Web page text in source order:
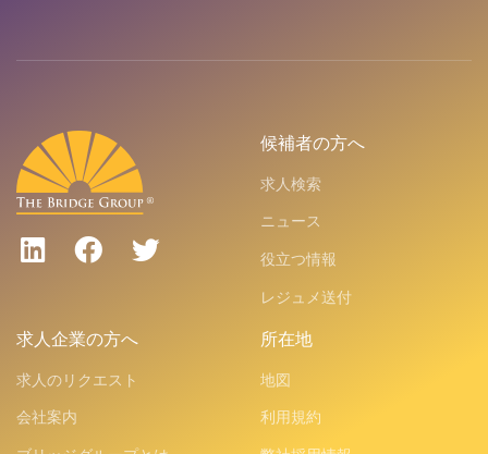
候補者の方へ
求人検索
ニュース
役立つ情報
レジュメ送付
求人企業の方へ
求人のリクエスト
会社案内
所在地
地図
利用規約